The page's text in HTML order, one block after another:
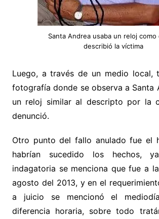
Santa Andrea usaba un reloj como
describió la víctima
Luego, a través de un medio local,
fotografía donde se observa a Santa
un reloj similar al descripto por la
denunció.
Otro punto del fallo anulado fue el
habrían sucedido los hechos,
indagatoria se menciona que fue a
agosto del 2013, y en el
a juicio se mencionó el
diferencia horaria, sobre todo